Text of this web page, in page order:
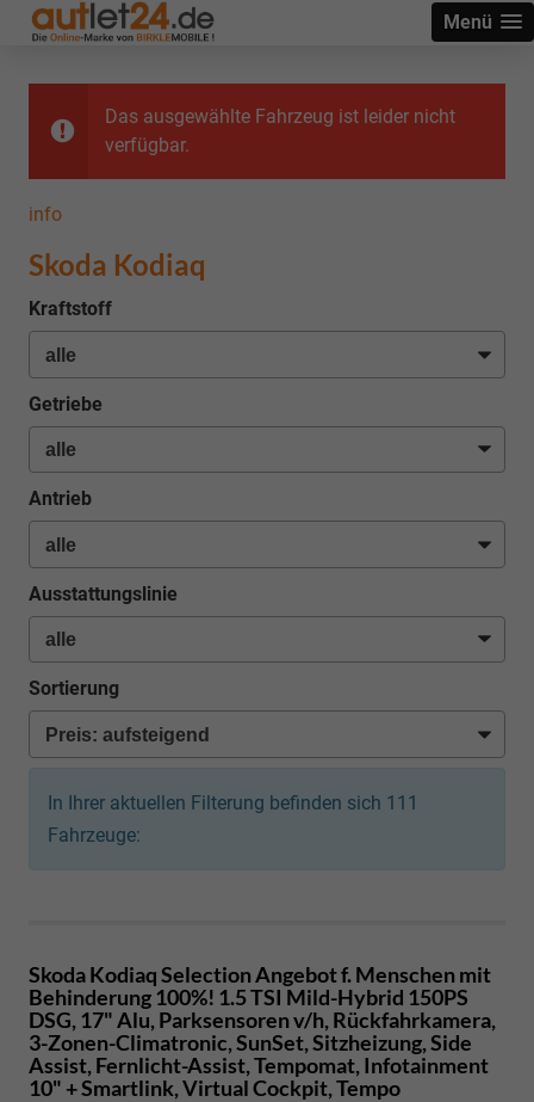
Menü
Das ausgewählte Fahrzeug ist leider nicht
verfügbar.
info
Skoda Kodiaq
Kraftstoff
Getriebe
Antrieb
Ausstattungslinie
Sortierung
In Ihrer aktuellen Filterung befinden sich 111
Fahrzeuge:
Skoda KodiaqSelection Angebot f. Menschen mit
Behinderung 100%! 1.5 TSI Mild-Hybrid 150PS
DSG, 17" Alu, Parksensoren v/h, Rückfahrkamera,
3-Zonen-Climatronic, SunSet, Sitzheizung, Side
Assist, Fernlicht-Assist, Tempomat, Infotainment
10" + Smartlink, Virtual Cockpit, Tempo